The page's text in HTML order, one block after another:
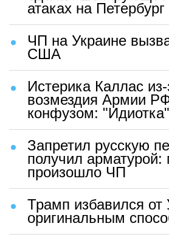
атаках на Петербург
ЧП на Украине
США
Истерика Каллас
возмездия Армии
конфузом: "Идиотка"
Запретил русскую
получил арматурой:
произошло ЧП
Трамп избавился от
оригинальным